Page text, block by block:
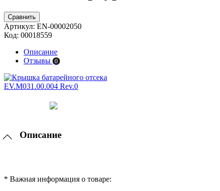
Сравнить
Артикул: EN-00002050
Код: 00018559
Описание
Отзывы 0
Описание
* Важная информация о товаре: